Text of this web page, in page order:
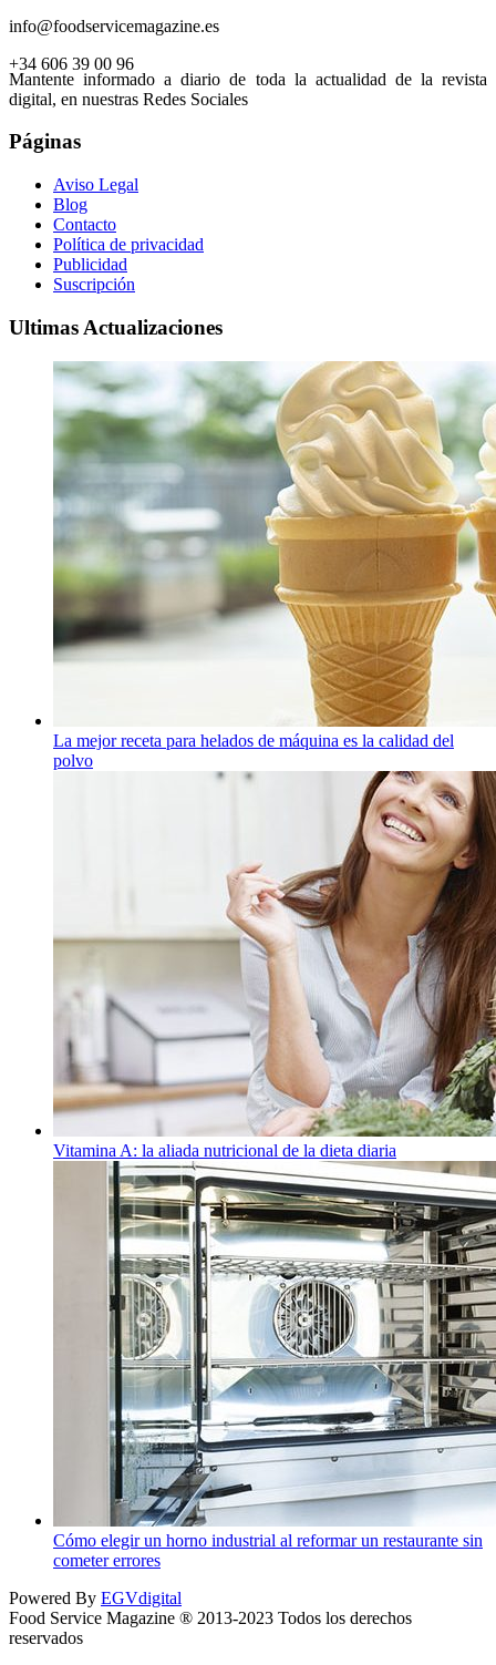
info@foodservicemagazine.es
+34 606 39 00 96
Mantente informado a diario de toda la actualidad de la revista
digital, en nuestras Redes Sociales
Páginas
Aviso Legal
Blog
Contacto
Política de privacidad
Publicidad
Suscripción
Ultimas Actualizaciones
La mejor receta para helados de máquina es la calidad del
polvo
Vitamina A: la aliada nutricional de la dieta diaria
Cómo elegir un horno industrial al reformar un restaurante sin
cometer errores
Powered By EGVdigital
Food Service Magazine ® 2013-2023 Todos los derechos
reservados